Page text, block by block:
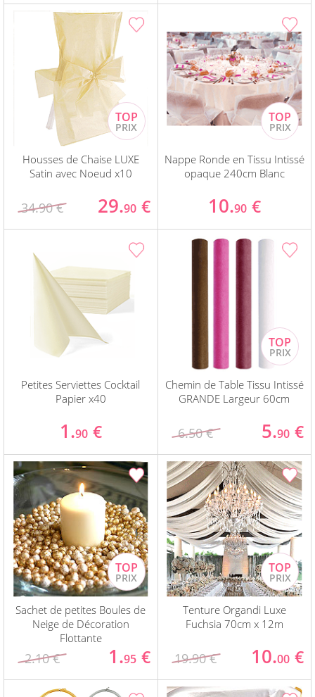
Housses de Chaise LUXE
Satin avec Noeud x10
34.90 € 29.90 €
Nappe Ronde en Tissu Intissé
opaque 240cm Blanc
10.90 €
Petites Serviettes Cocktail
Papier x40
1.90 €
Chemin de Table Tissu Intissé
GRANDE Largeur 60cm
6.50 € 5.90 €
Sachet de petites Boules de
Neige de Décoration
Flottante
2.10 € 1.95 €
Tenture Organdi Luxe
Fuchsia 70cm x 12m
19.90 € 10.00 €